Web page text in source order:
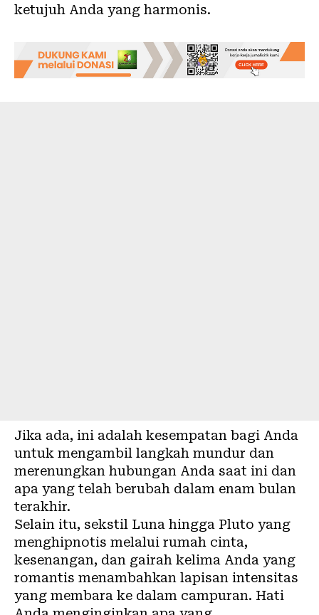
ketujuh Anda yang harmonis.
Jika ada, ini adalah kesempatan bagi Anda
untuk mengambil langkah mundur dan
merenungkan hubungan Anda saat ini dan
apa yang telah berubah dalam enam bulan
terakhir.
Selain itu, sekstil Luna hingga Pluto yang
menghipnotis melalui rumah cinta,
kesenangan, dan gairah kelima Anda yang
romantis menambahkan lapisan intensitas
yang membara ke dalam campuran. Hati